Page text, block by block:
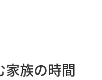
家族の時間